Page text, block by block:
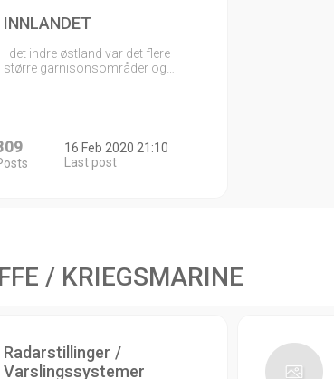
INNLANDET
I det indre østland var det flere
større garnisonsområder og…
16 Feb 2020 21:10
Last post
/ KRIEGSMARINE
Radarstillinger /
Varslingssystemer